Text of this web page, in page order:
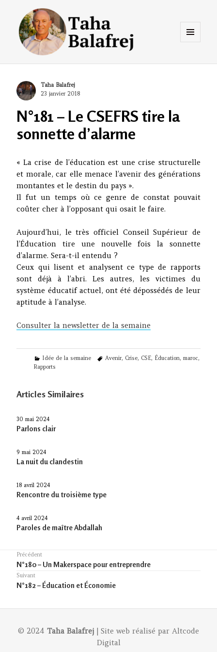
Taha Balafrej Blog
Author
Taha Balafrej
Posted
23 janvier 2018
N°181 – Le CSEFRS tire la
sonnette d’alarme
« La crise de l’éducation est une crise structurelle
et morale, car elle menace l’avenir des générations
montantes et le destin du pays ».
Il fut un temps où ce genre de constat pouvait
coûter cher à l’opposant qui osait le faire.
Aujourd’hui, le très officiel Conseil Supérieur de
l’Éducation tire une nouvelle fois la sonnette
d’alarme. Sera-t-il entendu ?
Ceux qui lisent et analysent ce type de rapports
sont déjà à l’abri. Les autres, les victimes du
système éducatif actuel, ont été dépossédés de leur
aptitude à l’analyse.
Consulter la newsletter de la semaine
Categories
Idée de la semaine Tags
Avenir, Crise, CSE, Éducation, maroc,
Rapports
Articles Similaires
30 mai 2024
Parlons clair
9 mai 2024
La nuit du clandestin
18 avril 2024
Rencontre du troisième type
4 avril 2024
Paroles de maître Abdallah
Navigation
de
l’article
Précédent
Previous
post:
N°180 – Un Makerspace pour entreprendre
Suivant
Article
N°182 – Éducation et Économie
© 2024 Taha Balafrej | Site web réalisé par Altcode
Digital